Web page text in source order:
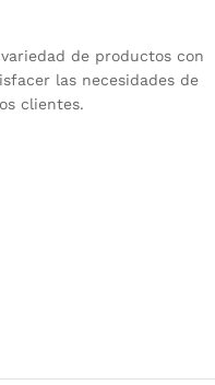
de productos con
las necesidades de
clientes.